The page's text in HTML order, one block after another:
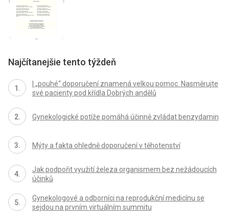
Najčítanejšie tento týždeň
I „pouhé“ doporučení znamená velkou pomoc. Nasměrujte
své pacienty pod křídla Dobrých andělů
Gynekologické potíže pomáhá účinně zvládat benzydamin
Mýty a fakta ohledně doporučení v těhotenství
Jak podpořit využití železa organismem bez nežádoucích
účinků
Gynekologové a odborníci na reprodukční medicínu se
sejdou na prvním virtuálním summitu